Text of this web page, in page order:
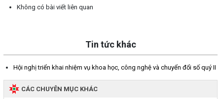
Không có bài viết liên quan
Tin tức khác
Hội nghị triển khai nhiệm vụ khoa học, công nghệ và chuyển đổi số quý II
CÁC CHUYÊN MỤC KHÁC